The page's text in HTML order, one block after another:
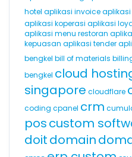
hotel aplikasi invoiceaplikasi
aplikasi koperasi aplikasi
aplikasi menu restoran
kepuasan aplikasi tender
bengkel bill of materials
bengkel cloud
singapore cloudflare
coding cpanel crm
poscustom
doitdomain